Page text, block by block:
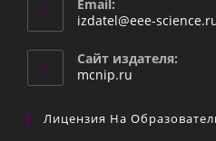
Email:
izdatel@eee-
Сайт издателя:
mcnip.ru
Лицензия На